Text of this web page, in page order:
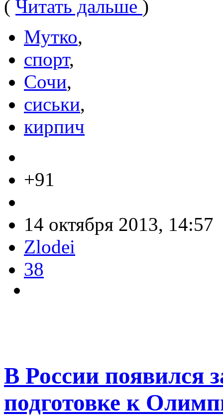
( Читать дальше )
Мутко,
спорт,
Сочи,
сиськи,
кирпич
+91
14 октября 2013, 14:57
Zlodei
38
В России появился
подготовке к